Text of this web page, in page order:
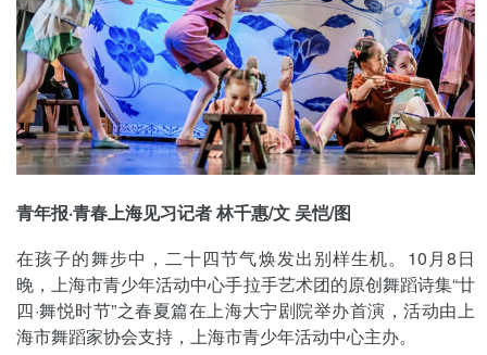
青年报·青春上海见习记者 林千惠/文 吴恺/图
在孩子的舞步中，二十四节气焕发出别样生机。10月8日
晚，上海市青少年活动中心手拉手艺术团的原创舞蹈诗集“廿
四·舞悦时节”之春夏篇在上海大宁剧院举办首演，活动由上
海市舞蹈家协会支持，上海市青少年活动中心主办。